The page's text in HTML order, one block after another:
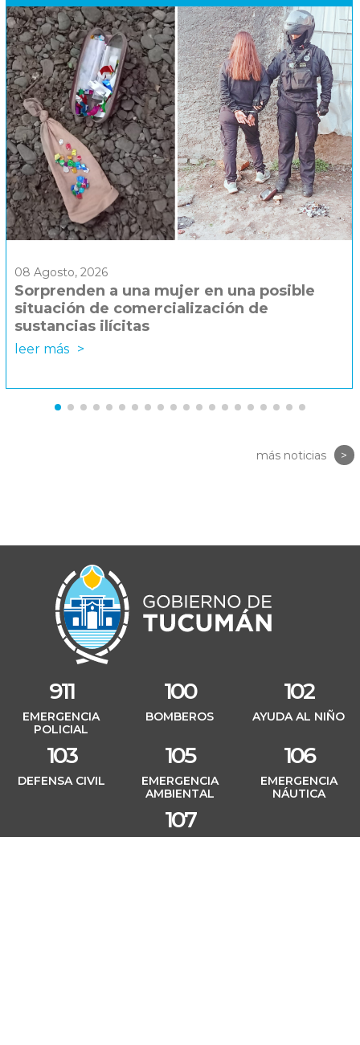
08 Agosto, 2026
Sorprenden a una mujer en una posible
situación de comercialización de
sustancias ilícitas
leer más >
más noticias >
911
EMERGENCIA
POLICIAL
100
BOMBEROS
102
AYUDA AL NIÑO
103
DEFENSA CIVIL
105
EMERGENCIA
AMBIENTAL
106
EMERGENCIA
NÁUTICA
107